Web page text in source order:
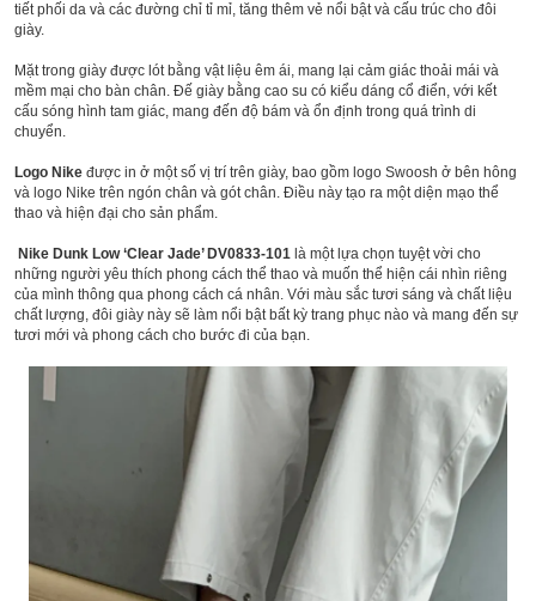
tiết phối da và các đường chỉ tỉ mỉ, tăng thêm vẻ nổi bật và cấu trúc cho đôi
giày.
Mặt trong giày được lót bằng vật liệu êm ái, mang lại cảm giác thoải mái và
mềm mại cho bàn chân. Đế giày bằng cao su có kiểu dáng cổ điển, với kết
cấu sóng hình tam giác, mang đến độ bám và ổn định trong quá trình di
chuyển.
Logo Nike được in ở một số vị trí trên giày, bao gồm logo Swoosh ở bên hông
và logo Nike trên ngón chân và gót chân. Điều này tạo ra một diện mạo thể
thao và hiện đại cho sản phẩm.
Nike Dunk Low ‘Clear Jade’ DV0833-101 là một lựa chọn tuyệt vời cho
những người yêu thích phong cách thể thao và muốn thể hiện cái nhìn riêng
của mình thông qua phong cách cá nhân. Với màu sắc tươi sáng và chất liệu
chất lượng, đôi giày này sẽ làm nổi bật bất kỳ trang phục nào và mang đến sự
tươi mới và phong cách cho bước đi của bạn.